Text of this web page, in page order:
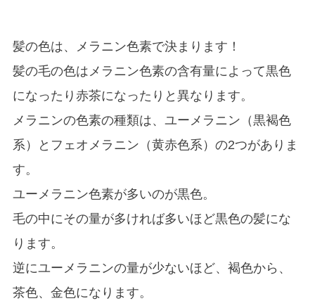
髪の色は、メラニン色素で決まります！
髪の毛の色はメラニン色素の含有量によって黒色
になったり赤茶になったりと異なります。
メラニンの色素の種類は、ユーメラニン（黒褐色
系）とフェオメラニン（黄赤色系）の2つがありま
す。
ユーメラニン色素が多いのが黒色。
毛の中にその量が多ければ多いほど黒色の髪にな
ります。
逆にユーメラニンの量が少ないほど、褐色から、
茶色、金色になります。